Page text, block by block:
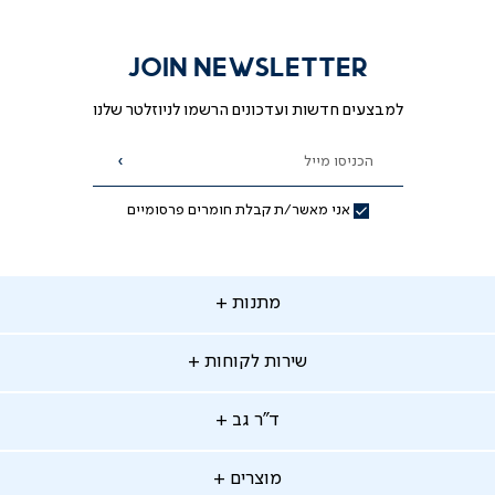
JOIN NEWSLETTER
למבצעים חדשות ועדכונים הרשמו לניוזלטר שלנו
הכניסו מייל
אני מאשר/ת קבלת חומרים פרסומיים
הרשמה
שירות לקוחות
החלפות והחזרות
משלוחים
ד"ר גב
סניפים
מוצרים
מתנות
מתנות לאמא
מתנות מקוריות